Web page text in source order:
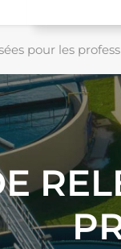
pour les